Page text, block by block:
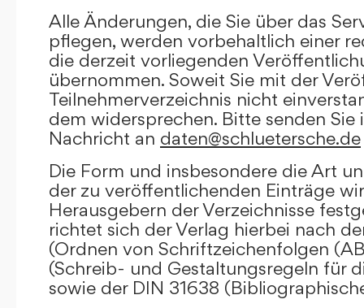
Alle Änderungen, die Sie über das
pflegen, werden vorbehaltlich einer
die derzeit vorliegenden
übernommen. Soweit Sie mit der
Teilnehmerverzeichnis nicht
dem widersprechen. Bitte senden Sie
Nachricht an daten@schluetersche.de
Die Form und insbesondere die Art
der zu veröffentlichenden Einträge
Herausgebern der Verzeichnisse
richtet sich der Verlag hierbei nach
(Ordnen von Schriftzeichenfolgen
(Schreib- und Gestaltungsregeln für
sowie der DIN 31638